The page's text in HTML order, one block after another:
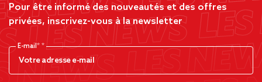
Pour être informé des nouveautés et des offres
privées, inscrivez-vous à la newsletter
E-mail*